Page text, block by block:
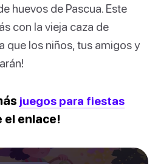
huevos de Pascua. Este
con la vieja caza de
que los niños, tus amigos y
juegos para fiestas
el enlace!